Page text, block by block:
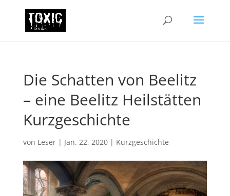
Die Schatten von Beelitz
– eine Beelitz Heilstätten
Kurzgeschichte
von Leser| Jan. 22, 2020| Kurzgeschichte